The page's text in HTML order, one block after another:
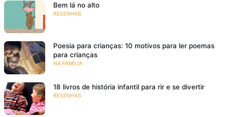
Bem lá no alto
RESENHAS
Poesia para crianças: 10 motivos para ler poemas
para crianças
NA FAMÍLIA
18 livros de história infantil para rir e se divertir
RESENHAS